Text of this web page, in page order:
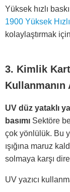
Yüksek hızlı
1900 Yüksek
kolaylaştırmak
3. Kimlik
Kullanmanın
UV düz yataklı
basımı Sektöre
çok yönlülük. Bu
ışığına maruz
solmaya karşı
UV yazıcı